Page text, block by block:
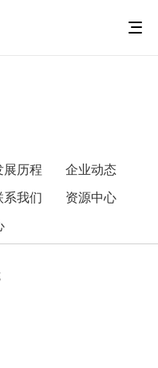
展历程 企业动态
系我们 资源中心